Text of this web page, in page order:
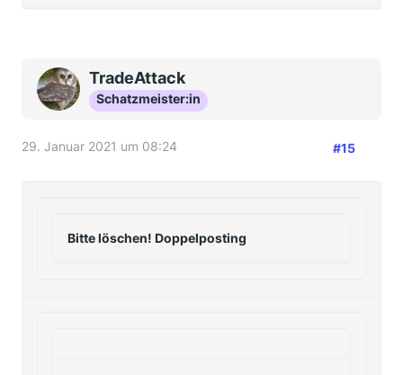
TradeAttack
Schatzmeister:in
29. Januar 2021 um 08:24 #15
Bitte löschen! Doppelposting